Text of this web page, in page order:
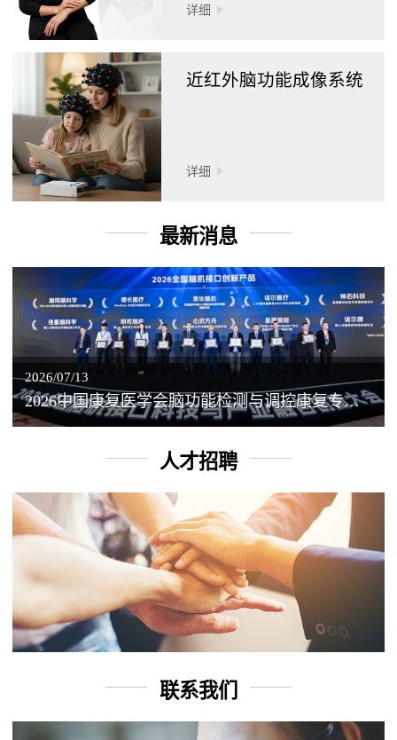
详细
近红外脑功能成像系统
详细
最新消息
2026/07/13
2026中国康复医学会脑功能检测与调控康复专业委员会学术年会丨脑客中国：脑机接口——EEG驱动TMS闭环调控工作坊
人才招聘
联系我们